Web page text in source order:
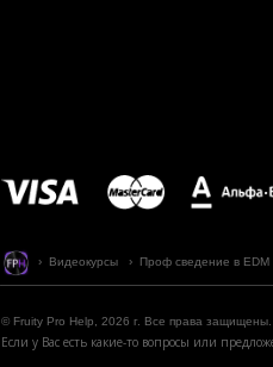
© Fruity Pro Help, 2026 г. Все права защищены.
Если у Вас есть какие-то вопросы или
› Видеокурсы › Проф сведение в EDM ›